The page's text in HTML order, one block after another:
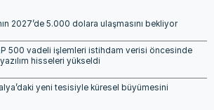
2027’de 5.000 dolara ulaşmasını bekliyor
500 vadeli işlemleri istihdam verisi öncesinde
hisseleri yükseldi
yeni tesisiyle küresel büyümesini